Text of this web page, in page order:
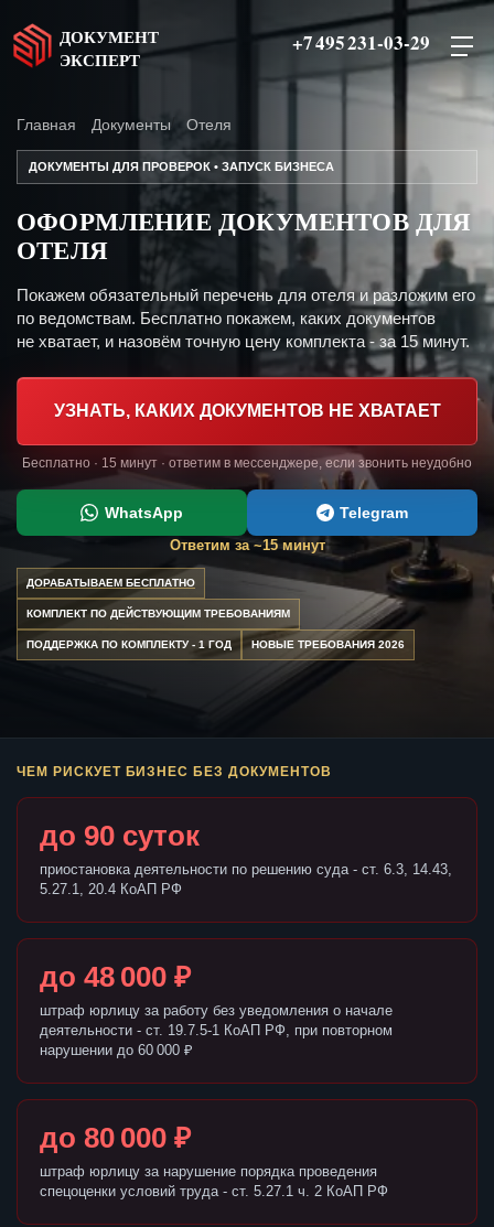
ДОКУМЕНТ
ЭКСПЕРТ
+7 495 231-03-29
Главная Документы Отеля
ДОКУМЕНТЫ ДЛЯ ПРОВЕРОК • ЗАПУСК БИЗНЕСА
ОФОРМЛЕНИЕ ДОКУМЕНТОВ ДЛЯ
ОТЕЛЯ
Покажем обязательный перечень для отеля и разложим его
по ведомствам. Бесплатно покажем, каких документов
не хватает, и назовём точную цену комплекта - за 15 минут.
УЗНАТЬ, КАКИХ ДОКУМЕНТОВ НЕ ХВАТАЕТ
Бесплатно · 15 минут · ответим в мессенджере, если звонить неудобно
WhatsApp Telegram
Ответим за ~15 минут
ДОРАБАТЫВАЕМ БЕСПЛАТНО
КОМПЛЕКТ ПО ДЕЙСТВУЮЩИМ ТРЕБОВАНИЯМ
ПОДДЕРЖКА ПО КОМПЛЕКТУ - 1 ГОД НОВЫЕ ТРЕБОВАНИЯ 2026
ЧЕМ РИСКУЕТ БИЗНЕС БЕЗ ДОКУМЕНТОВ
до 90 суток
приостановка деятельности по решению суда - ст. 6.3, 14.43,
5.27.1, 20.4 КоАП РФ
до 48 000 ₽
штраф юрлицу за работу без уведомления о начале
деятельности - ст. 19.7.5-1 КоАП РФ, при повторном
нарушении до 60 000 ₽
до 80 000 ₽
штраф юрлицу за нарушение порядка проведения
спецоценки условий труда - ст. 5.27.1 ч. 2 КоАП РФ